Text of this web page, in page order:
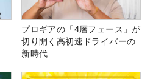
プロギアの「4層フェース」が
切り開く高初速ドライバーの
新時代